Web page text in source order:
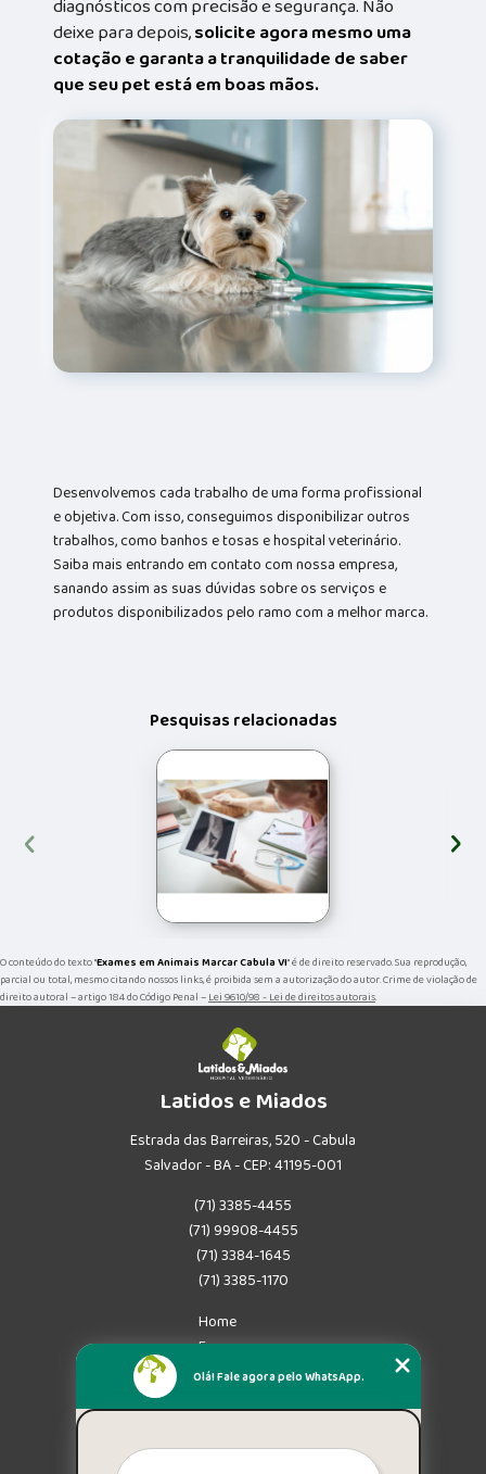
diagnósticos com precisão e segurança. Não
deixe para depois,solicite agora mesmo uma
cotação e garanta a tranquilidade de saber
que seu pet está em boas mãos.
Desenvolvemos cada trabalho de uma forma profissional
e objetiva. Com isso, conseguimos disponibilizar outros
trabalhos, como banhos e tosas e hospital veterinário.
Saiba mais entrando em contato com nossa empresa,
sanando assim as suas dúvidas sobre os serviços e
produtos disponibilizados pelo ramo com a melhor marca.
Pesquisas relacionadas
‹ ›
O conteúdo do texto "Exames em Animais Marcar Cabula VI" é de direito reservado. Sua reprodução,
parcial ou total, mesmo citando nossos links, é proibida sem a autorização do autor. Crime de violação de
direito autoral – artigo 184 do Código Penal –Lei 9610/98 - Lei de direitos autorais.
Latidos e Miados
Estrada das Barreiras, 520 - Cabula
Salvador - BA - CEP: 41195-001
(71) 3385-4455
(71) 99908-4455
(71) 3384-1645
(71) 3385-1170
Home
Empresa
Missão
Mapa do site
Olá! Fale agora pelo WhatsApp.